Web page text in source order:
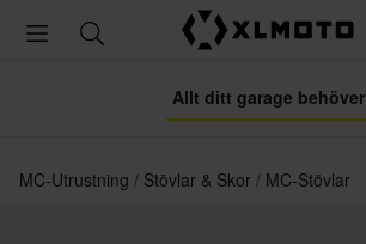
Allt ditt garage behöver
MC-Utrustning Stövlar & Skor MC-Stövlar